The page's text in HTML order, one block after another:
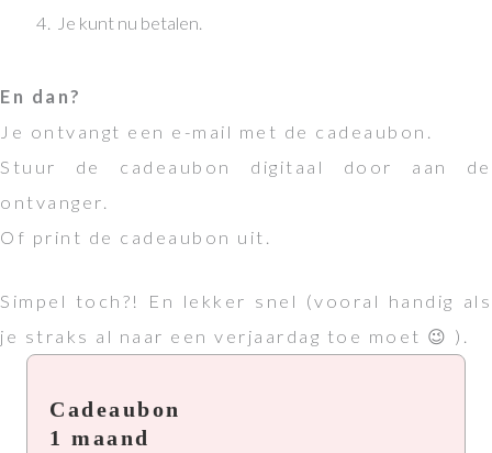
Je kunt nu betalen.
En dan?
Je ontvangt een e-mail met de cadeaubon.
Stuur de cadeaubon digitaal door aan de
ontvanger.
Of print de cadeaubon uit.
Simpel toch?! En lekker snel (vooral handig als
je straks al naar een verjaardag toe moet 😉 ).
Cadeaubon
1 maand